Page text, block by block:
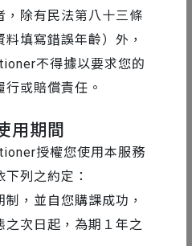
，除有民法第八十三條
填寫錯誤年齡）外，
不得據以要求您的
或賠償責任。
用期間
授權您使用本服務
列之約定：
，並自您購課成功，
之次日起，為期１年之